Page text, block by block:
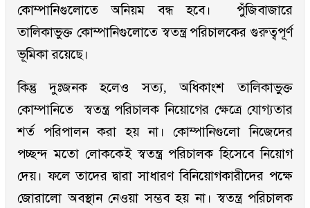
কোম্পানিগুলোতে অনিয়ম বন্ধ হবে। পুঁজিবাজারে
তালিকাভুক্ত কোম্পানিগুলোতে স্বতন্ত্র পরিচালকের গুরুত্বপূর্ণ
ভূমিকা রয়েছে।
কিন্তু দুঃজনক হলেও সত্য, অধিকাংশ তালিকাভুক্ত
কোম্পানিতে স্বতন্ত্র পরিচালক নিয়োগের ক্ষেত্রে যোগ্যতার
শর্ত পরিপালন করা হয় না। কোম্পানিগুলো নিজেদের
পচ্ছন্দ মতো লোককেই স্বতন্ত্র পরিচালক হিসেবে নিয়োগ
দেয়। ফলে তাদের দ্বারা সাধারণ বিনিয়োগকারীদের পক্ষে
জোরালো অবস্থান নেওয়া সম্ভব হয় না। স্বতন্ত্র পরিচালক